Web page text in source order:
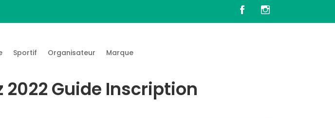
Sportif Organisateur Marque
2022 Guide Inscription